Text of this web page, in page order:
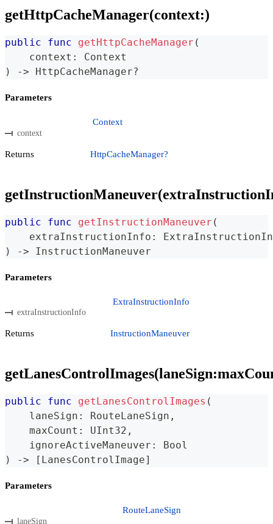
getHttpCacheManager(context:)
public func getHttpCacheManager (
    context
:
Context
)
-> HttpCacheManager?
Parameters
context
Context
Returns HttpCacheManager?
public func getInstructionManeuver (
    extraInstructionInfo
:
)
-> InstructionManeuver
Parameters
extraInstructionInfo
ExtraInstructionInfo
Returns InstructionManeuver
public func getLanesControlImages (
    laneSign
: RouteLaneSign ,
    maxCount
: UInt32 ,
    ignoreActiveManeuver
:
Bool
)
-> [ LanesControlImage]
Parameters
laneSign
RouteLaneSign